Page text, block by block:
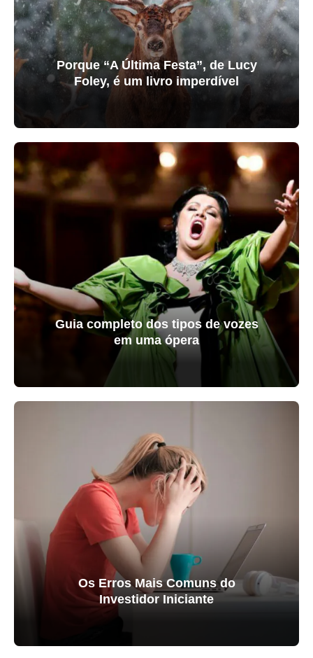
Porque “A Última Festa”, de Lucy
Foley, é um livro imperdível
Guia completo dos tipos de vozes
em uma ópera
Os Erros Mais Comuns do
Investidor Iniciante